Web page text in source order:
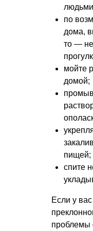
по
дома,
то —
мойте
домой;
пищей;
спите
Если у
проблемы